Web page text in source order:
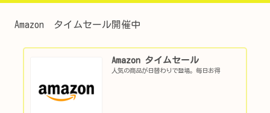
Amazon タイムセール開催中
Amazon タイムセール
人気の商品が日替わりで登場。毎日お得